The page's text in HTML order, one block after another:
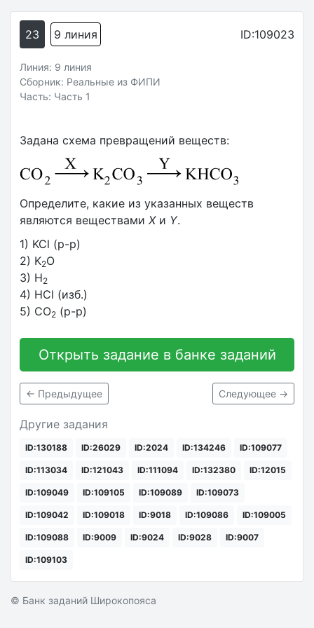
23 9 линия ID:109023
Линия: 9 линия
Сборник: Реальные из ФИПИ
Часть: Часть 1
Задана схема превращений веществ:
Определите, какие из указанных веществ
являются веществами Хи Y.
1) KCl (р-р)
2) K2O
3) H2
4) HCl (изб.)
5) CO2 (р-р)
Открыть задание в банке заданий
← Предыдущее Следующее →
Другие задания
ID:130188 ID:26029 ID:2024 ID:134246 ID:109077
ID:113034 ID:121043 ID:111094 ID:132380 ID:12015
ID:109049 ID:109105 ID:109089 ID:109073
ID:109042 ID:109018 ID:9018 ID:109086 ID:109005
ID:109088 ID:9009 ID:9024 ID:9028 ID:9007
ID:109103
© Банк заданий Широкопояса